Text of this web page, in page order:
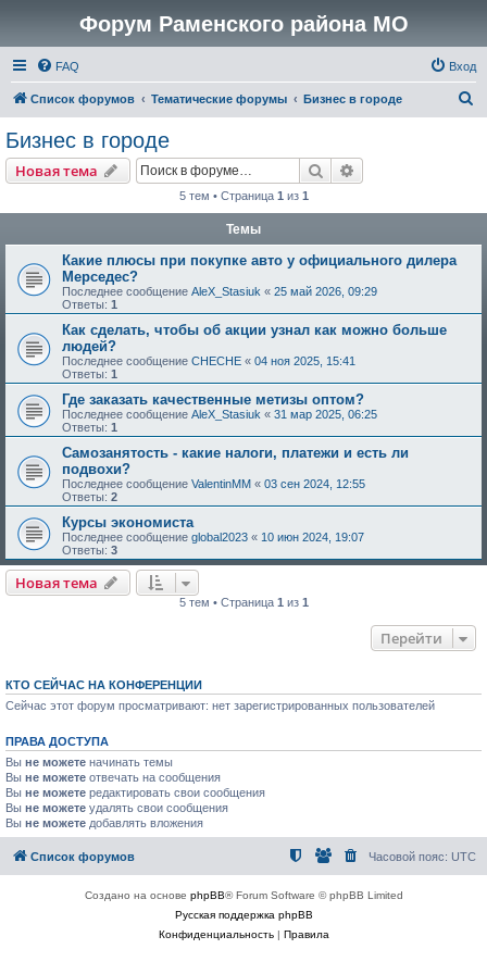
Форум Раменского района МО
FAQ Вход
Список форумов Тематические форумы Бизнес в городе
Бизнес в городе
Новая тема Поиск
5 тем • Страница 1 из 1
Темы
Какие плюсы при покупке авто у официального дилера
Мерседес?
Последнее сообщение AleX_Stasiuk « 25 май 2026, 09:29
Ответы: 1
Как сделать, чтобы об акции узнал как можно больше
людей?
Последнее сообщение CHECHE « 04 ноя 2025, 15:41
Ответы: 1
Где заказать качественные метизы оптом?
Последнее сообщение AleX_Stasiuk « 31 мар 2025, 06:25
Ответы: 1
Самозанятость - какие налоги, платежи и есть ли
подвохи?
Последнее сообщение ValentinMM « 03 сен 2024, 12:55
Ответы: 2
Курсы экономиста
Последнее сообщение global2023 « 10 июн 2024, 19:07
Ответы: 3
Новая тема
5 тем • Страница 1 из 1
Перейти
КТО СЕЙЧАС НА КОНФЕРЕНЦИИ
Сейчас этот форум просматривают: нет зарегистрированных пользователей
ПРАВА ДОСТУПА
Вы не можете начинать темы
Вы не можете отвечать на сообщения
Вы не можете редактировать свои сообщения
Вы не можете удалять свои сообщения
Вы не можете добавлять вложения
Список форумов Часовой пояс: UTC
Создано на основе phpBB® Forum Software © phpBB Limited
Русская поддержка phpBB
Конфиденциальность| Правила